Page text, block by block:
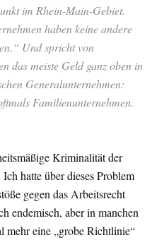
im Rhein-Main-Gebiet.
haben keine andere
Und spricht von
das meiste Geld ganz oben in
Generalunternehmen:
Familienunternehmen.
Kriminalität der
hatte über dieses Problem
gegen das Arbeitsrecht
endemisch, aber in manchen
mehr eine „grobe Richtlinie“